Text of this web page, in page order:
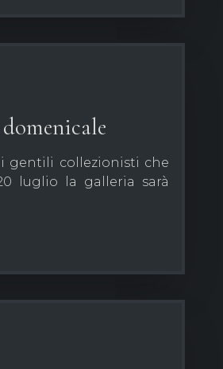
i gentili collezionisti che
luglio la galleria sarà